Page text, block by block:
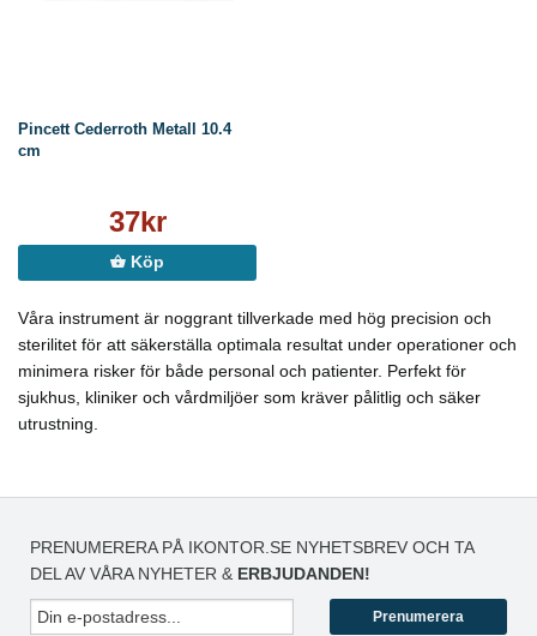
Pincett Cederroth Metall 10.4
cm
37kr
Köp
Våra instrument är noggrant tillverkade med hög precision och
sterilitet för att säkerställa optimala resultat under operationer och
minimera risker för både personal och patienter. Perfekt för
sjukhus, kliniker och vårdmiljöer som kräver pålitlig och säker
utrustning.
PRENUMERERA PÅ IKONTOR.SE NYHETSBREV OCH TA
DEL AV VÅRA NYHETER & ERBJUDANDEN!
Prenumerera